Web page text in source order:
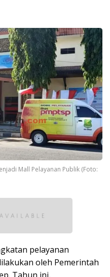
Mall Pelayanan Publik (Foto:
pelayanan
oleh Pemerintah